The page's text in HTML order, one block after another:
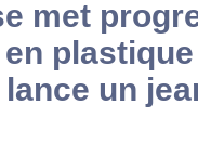
met
un